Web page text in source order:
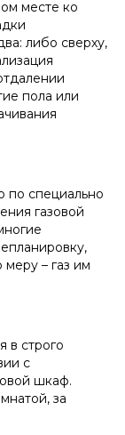
месте ко
либо сверху,
пола или
по специально
газовой
– газ им
в строго
с
шкаф.
за